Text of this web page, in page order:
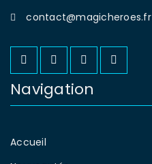
contact@magicheroes.fr
Navigation
Accueil